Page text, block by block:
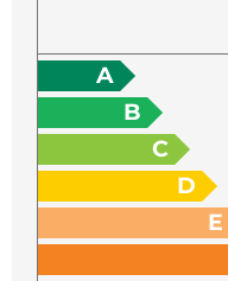
A
B
C
D
E